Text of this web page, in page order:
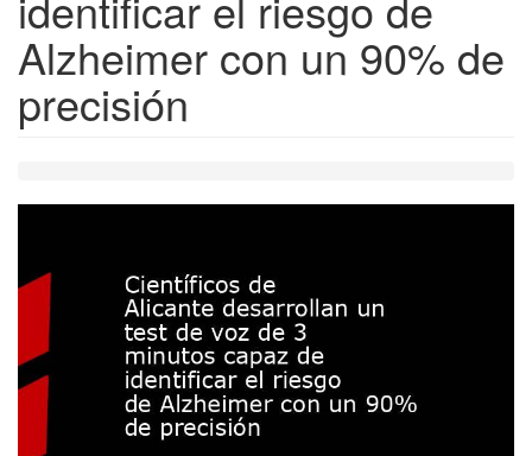
Alzheimer con un 90% de
precisión